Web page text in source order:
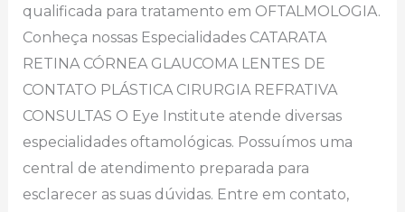
qualificada para tratamento em OFTALMOLOGIA.
Conheça nossas Especialidades CATARATA
RETINA CÓRNEA GLAUCOMA LENTES DE
CONTATO PLÁSTICA CIRURGIA REFRATIVA
CONSULTAS O Eye Institute atende diversas
especialidades oftamológicas. Possuímos uma
central de atendimento preparada para
esclarecer as suas dúvidas. Entre em contato,